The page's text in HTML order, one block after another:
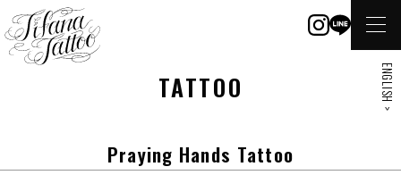
TATTOO
Praying Hands Tattoo
ENGLISH >